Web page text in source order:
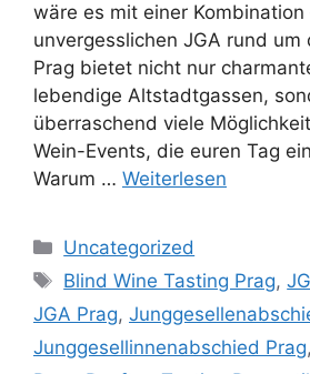
wäre es mit einer Kombination
unvergesslichen JGA rund um
Prag bietet nicht nur
lebendige Altstadtgassen,
überraschend viele
Wein-Events, die euren Tag
Warum … Weiterlesen
Kategorien
Uncategorized
Schlagwörter
Blind Wine Tasting Prag,
JGA Prag,
Junggesellinnenabschied Prag,